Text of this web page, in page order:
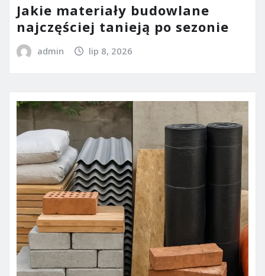
Jakie materiały budowlane
najczęściej tanieją po sezonie
admin lip 8, 2026